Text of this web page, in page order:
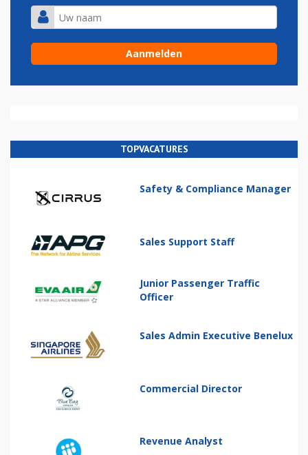
TOPVACATURES
Safety & Compliance Manager
Sales Support Staff
Junior Passenger Traffic
Officer
Sales Admin Executive Benelux
Commercial Director
Revenue Analyst